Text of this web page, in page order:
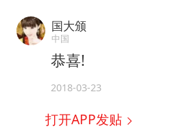
国大颁
中国
恭喜!
2018-03-23
打开APP发贴